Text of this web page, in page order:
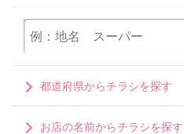
都道府県からチラシを探す
お店の名前からチラシを探す